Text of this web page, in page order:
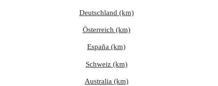
Deutschland (km)
Österreich (km)
España (km)
Schweiz (km)
Australia (km)